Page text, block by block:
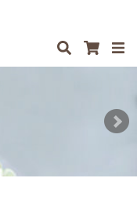
聯絡我們